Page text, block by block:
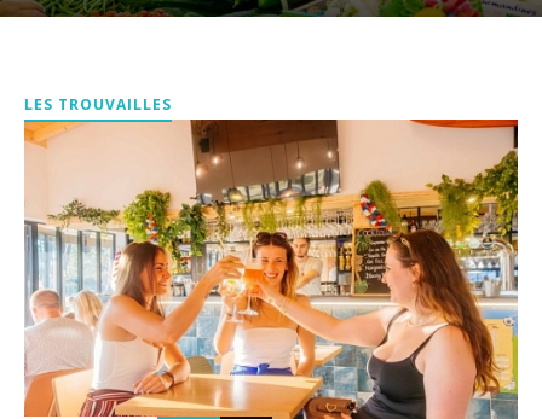
LES TROUVAILLES